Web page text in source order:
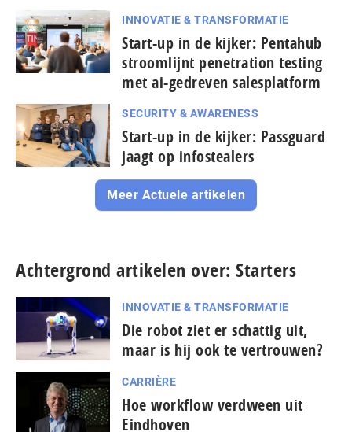
INNOVATIE & TRANSFORMATIE
Start-up in de kijker: Pentahub
stroomlijnt penetration testing
met ai-gedreven salesplatform
SECURITY & AWARENESS
Start-up in de kijker: Passguard
jaagt op infostealers
Meer Actuele artikelen
Achtergrond artikelen over: Starters
INNOVATIE & TRANSFORMATIE
Die robot ziet er schattig uit,
maar is hij ook te vertrouwen?
CARRIÈRE
Hoe workflow verdween uit
Eindhoven